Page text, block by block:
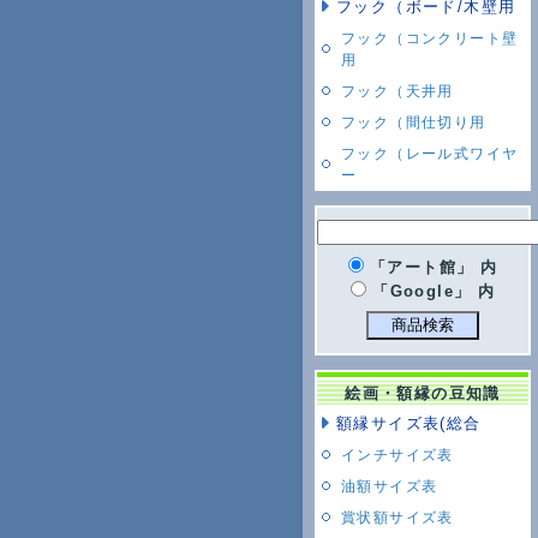
フック（ボード/木壁用
フック（コンクリート壁
用
フック（天井用
フック（間仕切り用
フック（レール式ワイヤ
ー
「アート館」 内
「Google」 内
絵画・額縁の豆知識
額縁サイズ表(総合
インチサイズ表
油額サイズ表
賞状額サイズ表